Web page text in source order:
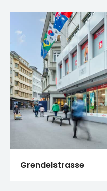
Grendelstrasse